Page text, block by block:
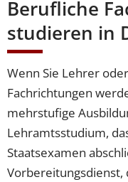
Berufliche
studieren in
Wenn Sie Lehrer
Fachrichtungen
mehrstufige
Lehramtsstudium,
Staatsexamen
Vorbereitungsdienst,